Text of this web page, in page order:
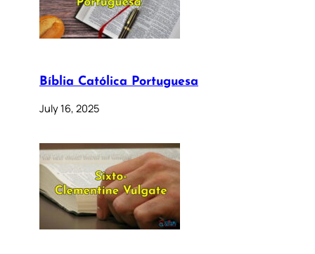
Bíblia Católica Portuguesa
July 16, 2025